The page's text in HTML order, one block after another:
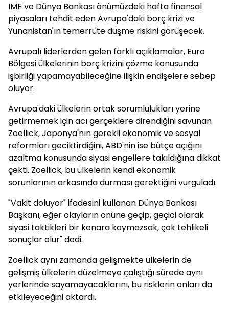
IMF ve Dünya Bankası önümüzdeki hafta finansal
piyasaları tehdit eden Avrupa'daki borç krizi ve
Yunanistan'ın temerrüte düşme riskini görüşecek.
Avrupalı liderlerden gelen farklı açıklamalar, Euro
Bölgesi ülkelerinin borç krizini çözme konusunda
işbirliği yapamayabileceğine ilişkin endişelere sebep
oluyor.
Avrupa'daki ülkelerin ortak sorumlulukları yerine
getirmemek için acı gerçeklere direndiğini savunan
Zoellick, Japonya'nın gerekli ekonomik ve sosyal
reformları geciktirdiğini, ABD'nin ise bütçe açığını
azaltma konusunda siyasi engellere takıldığına dikkat
çekti. Zoellick, bu ülkelerin kendi ekonomik
sorunlarının arkasında durması gerektiğini vurguladı.
"Vakit doluyor" ifadesini kullanan Dünya Bankası
Başkanı, eğer olayların önüne geçip, geçici olarak
siyasi taktikleri bir kenara koymazsak, çok tehlikeli
sonuçlar olur" dedi.
Zoellick aynı zamanda gelişmekte ülkelerin de
gelişmiş ülkelerin düzelmeye çalıştığı sürede aynı
yerlerinde sayamayacaklarını, bu risklerin onları da
etkileyeceğini aktardı.